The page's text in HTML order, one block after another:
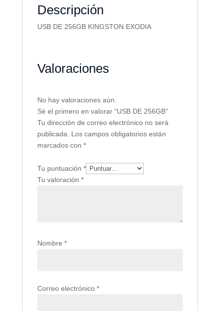
Descripción
USB DE 256GB KINGSTON EXODIA
Valoraciones
No hay valoraciones aún.
Sé el primero en valorar “USB DE 256GB”
Tu dirección de correo electrónico no será
publicada. Los campos obligatorios están
marcados con *
Tu puntuación *
Tu valoración *
Nombre *
Correo electrónico *